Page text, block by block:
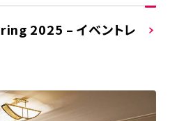
2025 – イベントレ